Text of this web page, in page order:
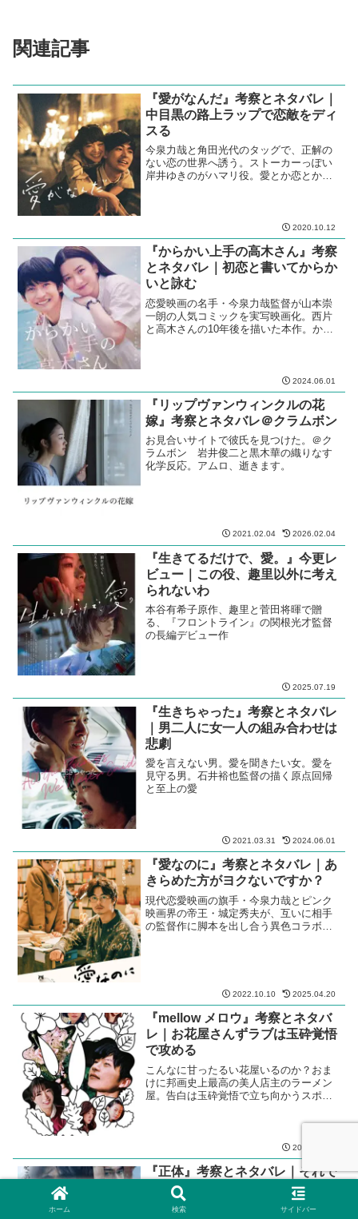
関連記事
『愛がなんだ』考察とネタバレ｜
中目黒の路上ラップで恋敵をディ
スる
今泉力哉と角田光代のタッグで、正解の
ない恋の世界へ誘う。ストーカーっぽい
岸井ゆきのがハマリ役。愛とか恋とかを
2020.10.12
『からかい上手の高木さん』考察
とネタバレ｜初恋と書いてからか
いと詠む
恋愛映画の名手・今泉力哉監督が山本崇
一朗の人気コミックを実写映画化。西片
と高木さんの10年後を描いた本作。から
2024.06.01
『リップヴァンウィンクルの花
嫁』考察とネタバレ＠クラムボン
お見合いサイトで彼氏を見つけた。＠ク
ラムボン 岩井俊二と黒木華の織りなす
化学反応。アムロ、逝きます。
2021.02.04 2026.02.04
『生きてるだけで、愛。』今更レ
ビュー｜この役、趣里以外に考え
られないわ
本谷有希子原作、趣里と菅田将暉で贈
る、『フロントライン』の関根光才監督
の長編デビュー作
2025.07.19
『生きちゃった』考察とネタバレ
｜男二人に女一人の組み合わせは
悲劇
愛を言えない男。愛を聞きたい女。愛を
見守る男。石井裕也監督の描く原点回帰
と至上の愛
2021.03.31 2024.06.01
『愛なのに』考察とネタバレ｜あ
きらめた方がヨクないですか？
現代恋愛映画の旗手・今泉力哉とピンク
映画界の帝王・城定秀夫が、互いに相手
の監督作に脚本を出し合う異色コラボ企
2022.10.10 2025.04.20
『mellow メロウ』考察とネタバ
レ｜お花屋さんずラブは玉砕覚悟
で攻める
こんなに甘ったるい花屋いるのか？おま
けに邦画史上最高の美人店主のラーメン
屋。告白は玉砕覚悟で立ち向かうスポー
2020.07.03
『正体』考察とネタバレ｜それで
もボクは殺ってない
藤井道人監督と横浜流星のお馴染みタッ
ホーム 検索 サイドバー